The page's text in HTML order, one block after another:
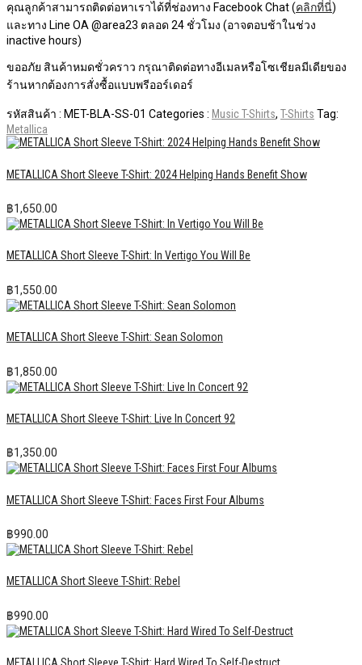
คุณลูกค้าสามารถติดต่อหาเราได้ที่ช่องทาง Facebook Chat (คลิกที่นี่)
และทาง Line OA @area23 ตลอด 24 ชั่วโมง (อาจตอบช้าในช่วง
inactive hours)
ขออภัย สินค้าหมดชั่วคราว กรุณาติดต่อทางอีเมลหรือโซเชียลมีเดียของ
ร้านหากต้องการสั่งซื้อแบบพรีออร์เดอร์
รหัสสินค้า : MET-BLA-SS-01 Categories : Music T-Shirts, T-Shirts Tag:
Metallica
METALLICA Short Sleeve T-Shirt: 2024 Helping Hands Benefit Show
฿1,650.00
METALLICA Short Sleeve T-Shirt: In Vertigo You Will Be
฿1,550.00
METALLICA Short Sleeve T-Shirt: Sean Solomon
฿1,850.00
METALLICA Short Sleeve T-Shirt: Live In Concert 92
฿1,350.00
METALLICA Short Sleeve T-Shirt: Faces First Four Albums
฿990.00
METALLICA Short Sleeve T-Shirt: Rebel
฿990.00